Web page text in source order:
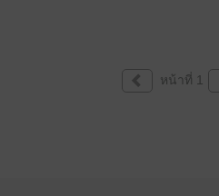
หน้าที่ 1